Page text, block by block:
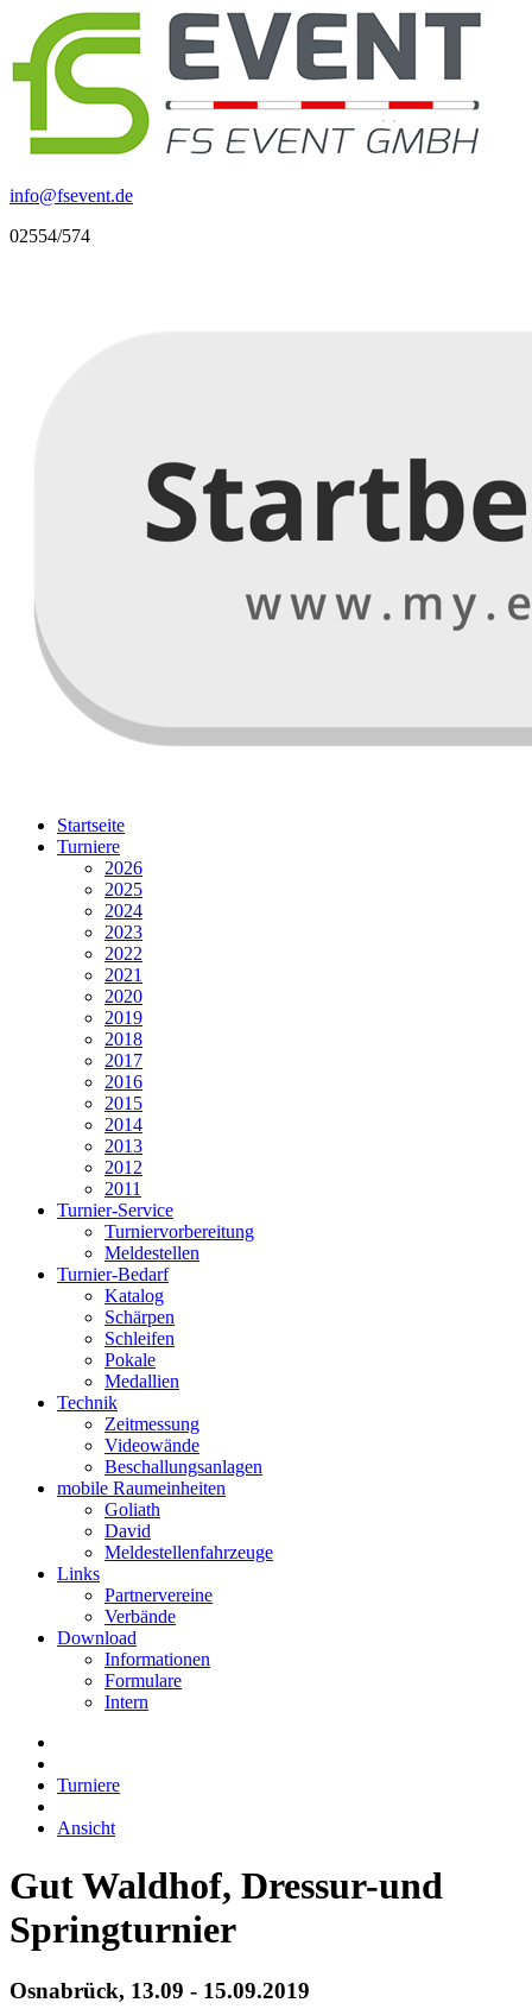
info@fsevent.de
02554/574
Startseite
Turniere
2026
2025
2024
2023
2022
2021
2020
2019
2018
2017
2016
2015
2014
2013
2012
2011
Turnier-Service
Turniervorbereitung
Meldestellen
Turnier-Bedarf
Katalog
Schärpen
Schleifen
Pokale
Medallien
Technik
Zeitmessung
Videowände
Beschallungsanlagen
mobile Raumeinheiten
Goliath
David
Meldestellenfahrzeuge
Links
Partnervereine
Verbände
Download
Informationen
Formulare
Intern
Turniere
Ansicht
Gut Waldhof, Dressur-und
Springturnier
Osnabrück, 13.09 - 15.09.2019